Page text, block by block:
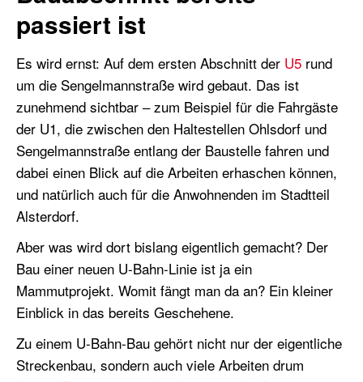
passiert ist
Es wird ernst: Auf dem ersten Abschnitt der U5 rund
um die Sengelmannstraße wird gebaut. Das ist
zunehmend sichtbar – zum Beispiel für die Fahrgäste
der U1, die zwischen den Haltestellen Ohlsdorf und
Sengelmannstraße entlang der Baustelle fahren und
dabei einen Blick auf die Arbeiten erhaschen können,
und natürlich auch für die Anwohnenden im Stadtteil
Alsterdorf.
Aber was wird dort bislang eigentlich gemacht? Der
Bau einer neuen U-Bahn-Linie ist ja ein
Mammutprojekt. Womit fängt man da an? Ein kleiner
Einblick in das bereits Geschehene.
Zu einem U-Bahn-Bau gehört nicht nur der eigentliche
Streckenbau, sondern auch viele Arbeiten drum